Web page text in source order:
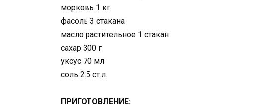
морковь 1 кг
фасоль 3 стакана
масло растительное 1 стакан
сахар 300 г
уксус 70 мл
соль 2.5 ст.л.
ПРИГОТОВЛЕНИЕ: